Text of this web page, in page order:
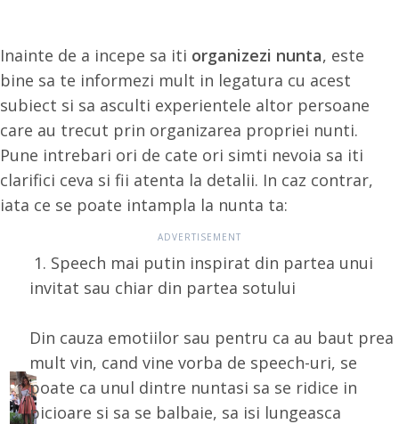
Inainte de a incepe sa iti organizezi nunta, este
bine sa te informezi mult in legatura cu acest
subiect si sa asculti experientele altor persoane
care au trecut prin organizarea propriei nunti.
Pune intrebari ori de cate ori simti nevoia sa iti
clarifici ceva si fii atenta la detalii. In caz contrar,
iata ce se poate intampla la nunta ta:
1. Speech mai putin inspirat din partea unui
invitat sau chiar din partea sotului
Din cauza emotiilor sau pentru ca au baut prea
mult vin, cand vine vorba de speech-uri, se
poate ca unul dintre nuntasi sa se ridice in
picioare si sa se balbaie, sa isi lungeasca